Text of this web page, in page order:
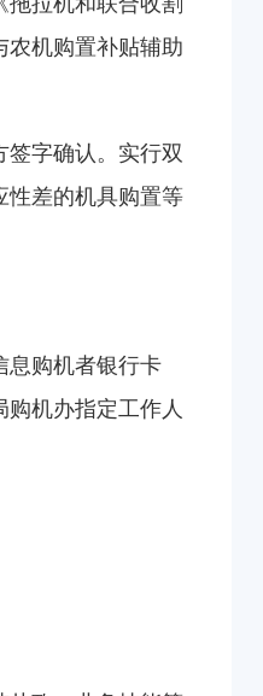
农机购置补贴辅助
字确认。实行双
性差的机具购置等
息购机者银行卡
机办指定工作人